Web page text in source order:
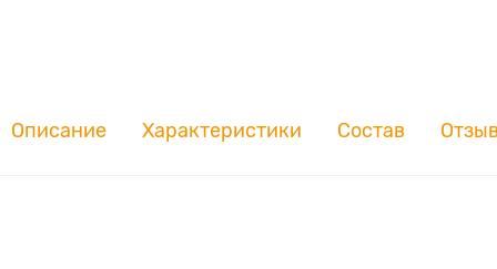
Описание Характеристики Состав